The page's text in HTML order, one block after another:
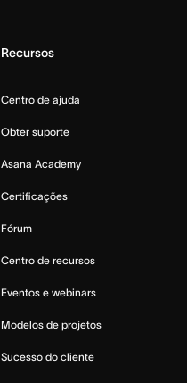
Recursos
Centro de ajuda
Obter suporte
Asana Academy
Certificações
Fórum
Centro de recursos
Eventos e webinars
Modelos de projetos
Sucesso do cliente